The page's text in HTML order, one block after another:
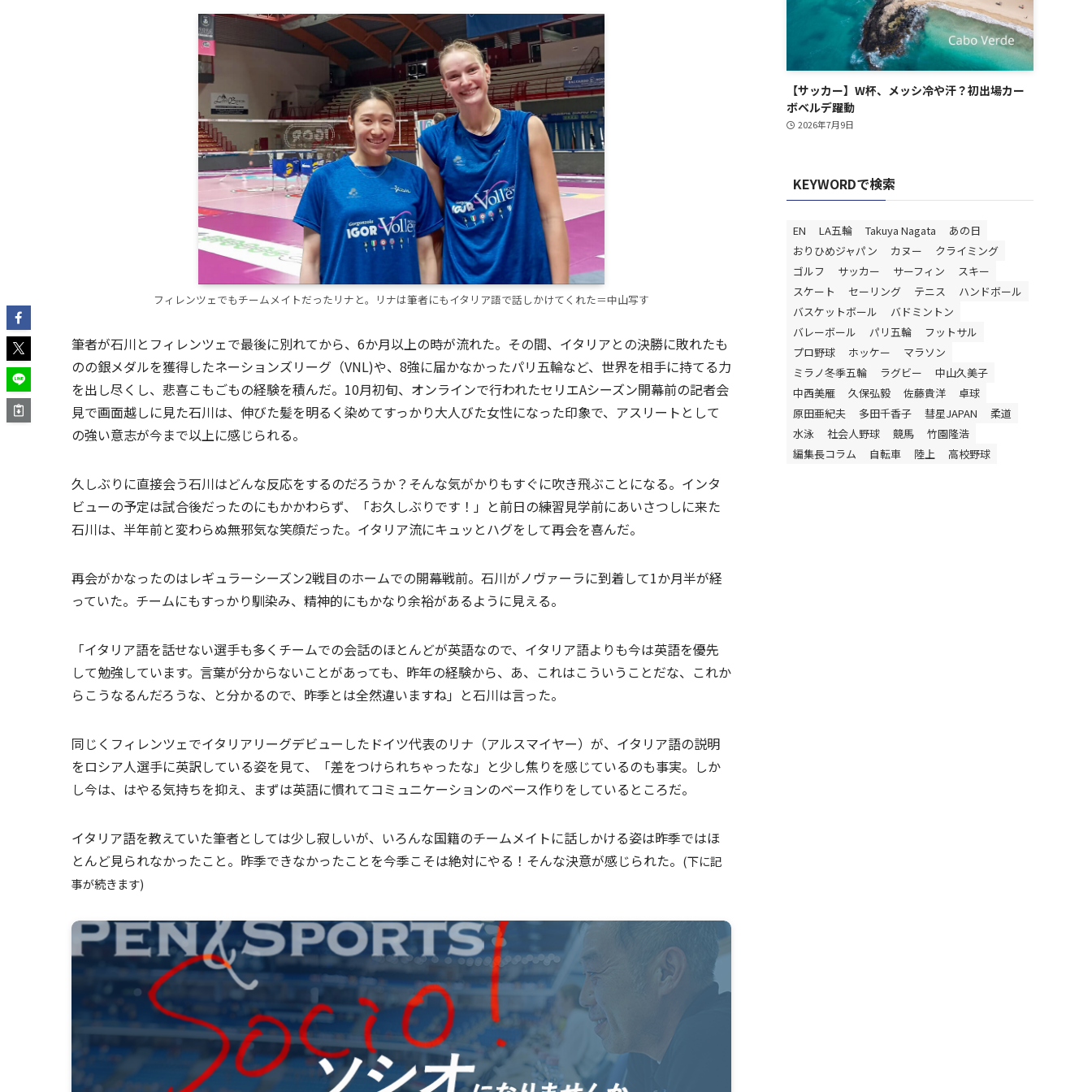
フィレンツェでもチームメイトだったリナと。リナは筆者にもイタリア語で話しかけてくれた＝中山写す
筆者が石川とフィレンツェで最後に別れてから、6か月以上の時が流れた。その間、イタリアとの決勝に敗れたも
のの銀メダルを獲得したネーションズリーグ（VNL)や、8強に届かなかったパリ五輪など、世界を相手に持てる力
を出し尽くし、悲喜こもごもの経験を積んだ。10月初旬、オンラインで行われたセリエAシーズン開幕前の記者会
見で画面越しに見た石川は、伸びた髪を明るく染めてすっかり大人びた女性になった印象で、アスリートとして
の強い意志が今まで以上に感じられる。
久しぶりに直接会う石川はどんな反応をするのだろうか？そんな気がかりもすぐに吹き飛ぶことになる。インタ
ビューの予定は試合後だったのにもかかわらず、「お久しぶりです！」と前日の練習見学前にあいさつしに来た
石川は、半年前と変わらぬ無邪気な笑顔だった。イタリア流にキュッとハグをして再会を喜んだ。
再会がかなったのはレギュラーシーズン2戦目のホームでの開幕戦前。石川がノヴァーラに到着して1か月半が経
っていた。チームにもすっかり馴染み、精神的にもかなり余裕があるように見える。
「イタリア語を話せない選手も多くチームでの会話のほとんどが英語なので、イタリア語よりも今は英語を優先
して勉強しています。言葉が分からないことがあっても、昨年の経験から、あ、これはこういうことだな、これか
らこうなるんだろうな、と分かるので、昨季とは全然違いますね」と石川は言った。
同じくフィレンツェでイタリアリーグデビューしたドイツ代表のリナ（アルスマイヤー）が、イタリア語の説明
をロシア人選手に英訳している姿を見て、「差をつけられちゃったな」と少し焦りを感じているのも事実。しか
し今は、はやる気持ちを抑え、まずは英語に慣れてコミュニケーションのベース作りをしているところだ。
イタリア語を教えていた筆者としては少し寂しいが、いろんな国籍のチームメイトに話しかける姿は昨季ではほ
とんど見られなかったこと。昨季できなかったことを今季こそは絶対にやる！そんな決意が感じられた。 (下に記
事が続きます)
【サッカー】W杯、メッシ冷や汗？初出場カー
ボベルデ躍動
2026年7月9日
KEYWORDで検索
EN LA五輪 Takuya Nagata
あの日
おりひめジャパン
カヌー
クライミング
ゴルフ
サッカー サーフィン
スキー
スケート
セーリング テニス
ハンドボール
バスケットボール
バドミントン
バレーボール
パリ五輪
フットサル
プロ野球
ホッケー
マラソン
ミラノ冬季五輪
ラグビー
中山久美子
中西美雁
久保弘毅 佐藤貴洋
卓球
原田亜紀夫
多田千香子 彗星JAPAN
柔道
水泳
社会人野球 競馬
竹園隆浩
編集長コラム
自転車 陸上 高校野球